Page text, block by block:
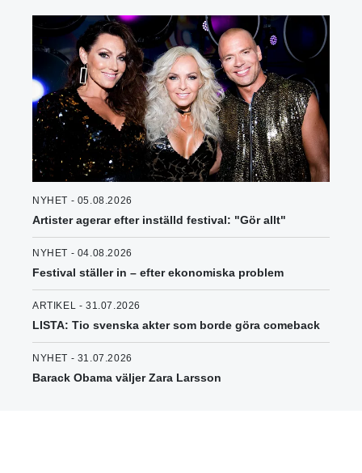
NYHET - 05.08.2026
Artister agerar efter inställd festival: "Gör allt"
NYHET - 04.08.2026
Festival ställer in – efter ekonomiska problem
ARTIKEL - 31.07.2026
LISTA: Tio svenska akter som borde göra comeback
NYHET - 31.07.2026
Barack Obama väljer Zara Larsson